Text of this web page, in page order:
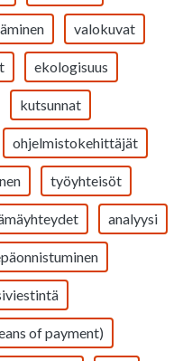
valokuvat
ekologisuus
kutsunnat
ohjelmistokehittäjät
työyhteisöt
analyysi
of payment)